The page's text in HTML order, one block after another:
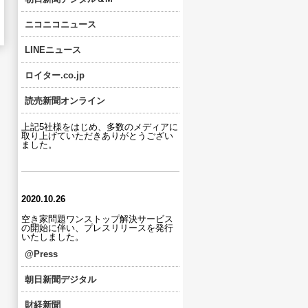
ニコニコニュース
LINEニュース
ロイター.co.jp
読売新聞オンライン
上記5社様をはじめ、多数のメディアに
取り上げていただきありがとうござい
ました。
2020.10.26
空き家問題ワンストップ解決サービス
の開始に伴い、プレスリリースを発行
いたしました。
@Press
朝日新聞デジタル
財経新聞